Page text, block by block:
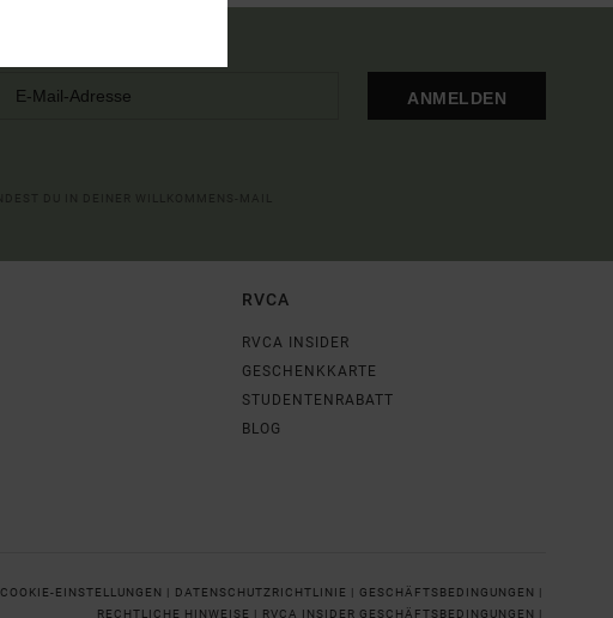
ANMELDEN
RVCA
RVCA INSIDER
GESCHENKKARTE
STUDENTENRABATT
BLOG
COOKIE-EINSTELLUNGEN | DATENSCHUTZRICHTLINIE |
GESCHÄFTSBEDINGUNGEN |
RECHTLICHE HINWEISE |
RVCA INSIDER GESCHÄFTSBEDINGUNGEN |